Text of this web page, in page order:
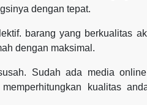
dengan tepat.
barang yang berkualitas
dengan maksimal.
Sudah ada media
kualitas